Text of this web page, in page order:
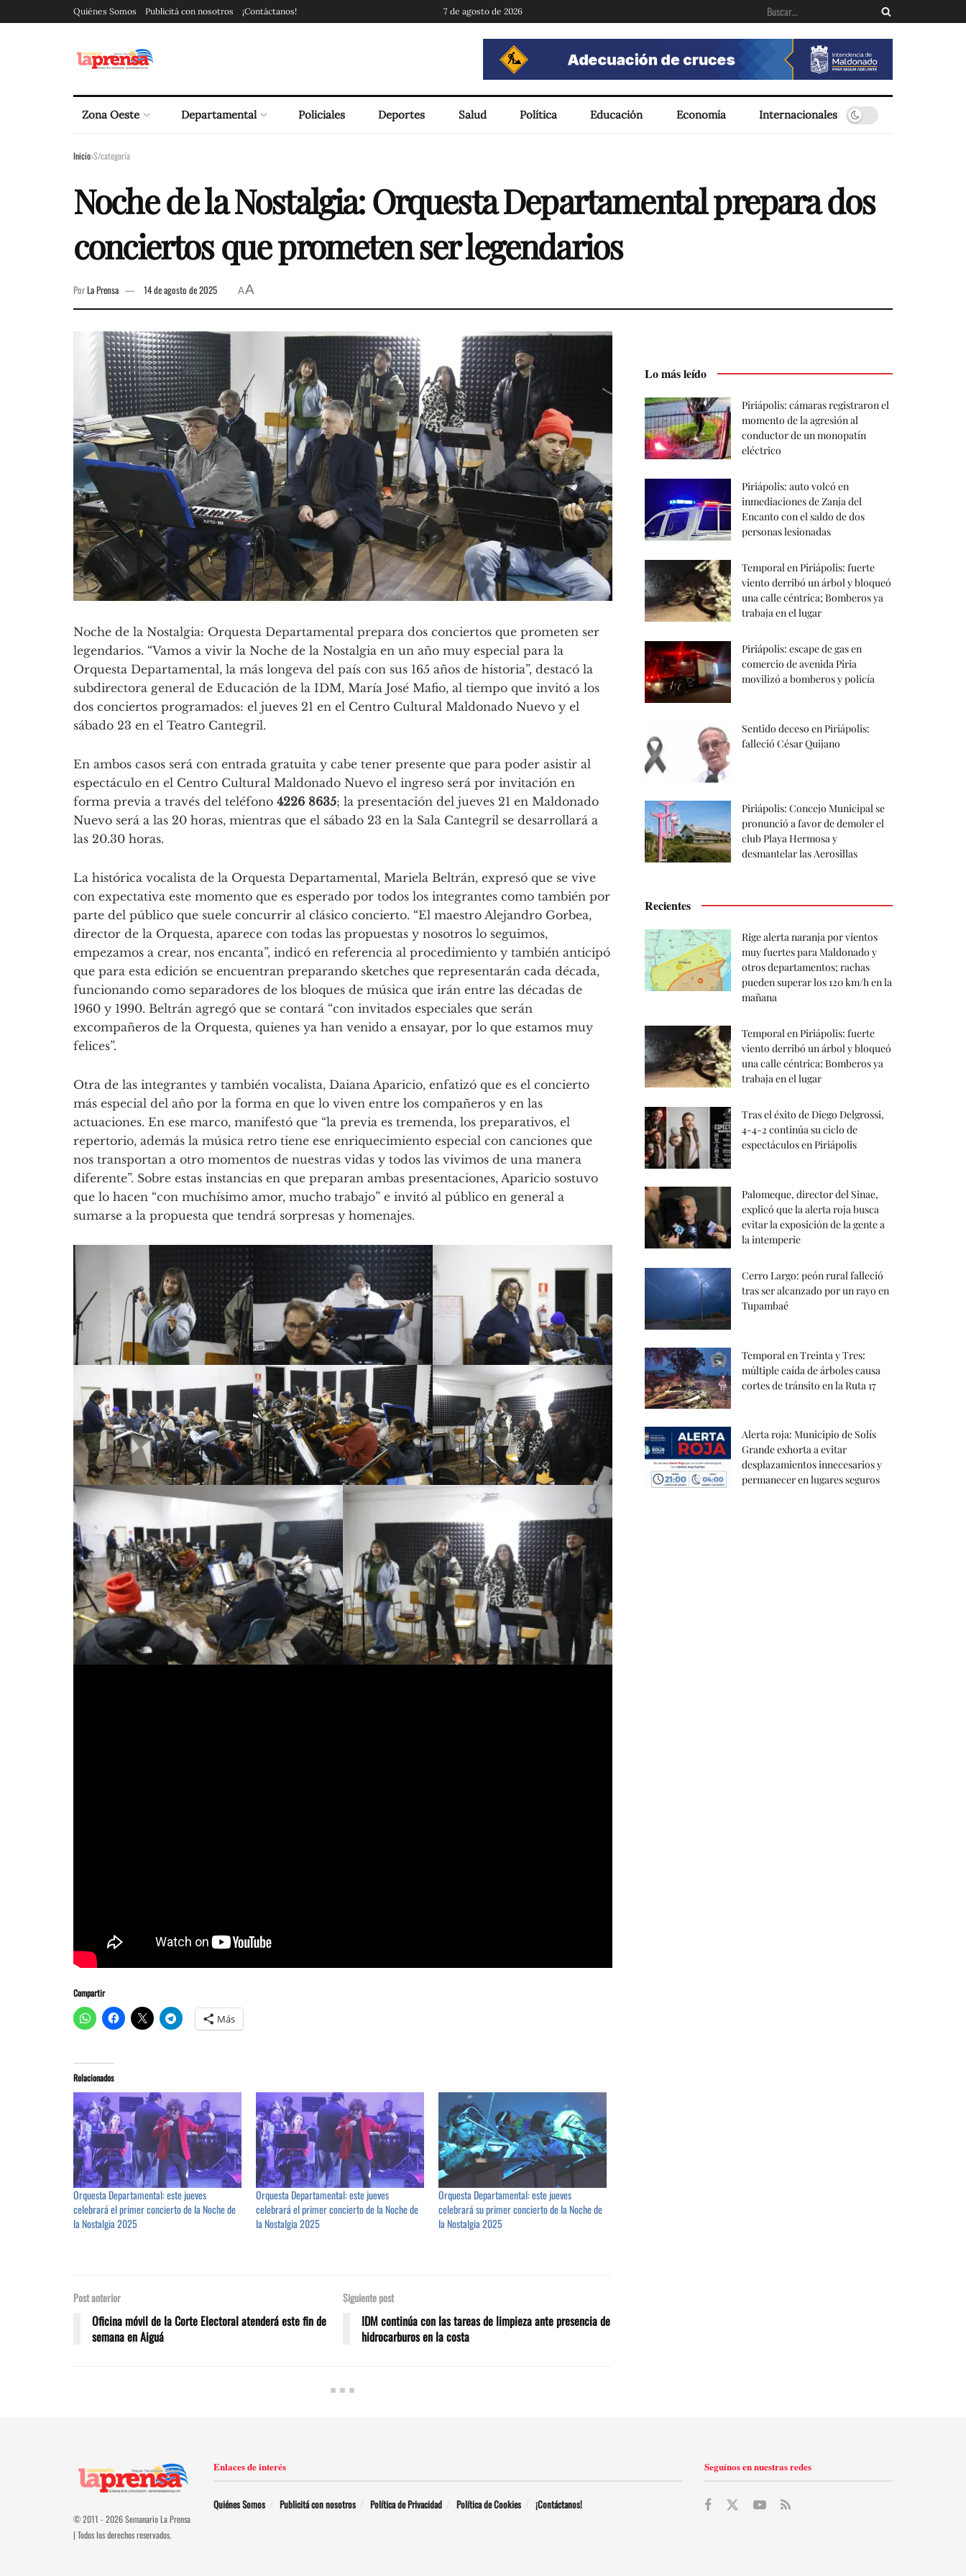
Quiénes Somos Publicitá con nosotros ¡Contáctanos! 7 de agosto de 2026
Zona Oeste Departamental Policiales Deportes Salud Política Educación Economía Internacionales
Inicio S/categoría
Noche de la Nostalgia: Orquesta Departamental prepara dos
conciertos que prometen ser legendarios
PorLa Prensa 14 de agosto de 2025 AA
Noche de la Nostalgia: Orquesta Departamental prepara dos conciertos que prometen ser
legendarios. “Vamos a vivir la Noche de la Nostalgia en un año muy especial para la
Orquesta Departamental, la más longeva del país con sus 165 años de historia”, destacó la
subdirectora general de Educación de la IDM, María José Mafio, al tiempo que invitó a los
dos conciertos programados: el jueves 21 en el Centro Cultural Maldonado Nuevo y el
sábado 23 en el Teatro Cantegril.
En ambos casos será con entrada gratuita y cabe tener presente que para poder asistir al
espectáculo en el Centro Cultural Maldonado Nuevo el ingreso será por invitación en
forma previa a través del teléfono 4226 8635; la presentación del jueves 21 en Maldonado
Nuevo será a las 20 horas, mientras que el sábado 23 en la Sala Cantegril se desarrollará a
las 20.30 horas.
La histórica vocalista de la Orquesta Departamental, Mariela Beltrán, expresó que se vive
con expectativa este momento que es esperado por todos los integrantes como también por
parte del público que suele concurrir al clásico concierto. “El maestro Alejandro Gorbea,
director de la Orquesta, aparece con todas las propuestas y nosotros lo seguimos,
empezamos a crear, nos encanta”, indicó en referencia al procedimiento y también anticipó
que para esta edición se encuentran preparando sketches que representarán cada década,
funcionando como separadores de los bloques de música que irán entre las décadas de
1960 y 1990. Beltrán agregó que se contará “con invitados especiales que serán
excompañeros de la Orquesta, quienes ya han venido a ensayar, por lo que estamos muy
felices”.
Otra de las integrantes y también vocalista, Daiana Aparicio, enfatizó que es el concierto
más especial del año por la forma en que lo viven entre los compañeros y en las
actuaciones. En ese marco, manifestó que “la previa es tremenda, los preparativos, el
repertorio, además la música retro tiene ese enriquecimiento especial con canciones que
nos transportan a otro momentos de nuestras vidas y todos las vivimos de una manera
diferente”. Sobre estas instancias en que preparan ambas presentaciones, Aparicio sostuvo
que lo hacen “con muchísimo amor, mucho trabajo” e invitó al público en general a
sumarse a la propuesta que tendrá sorpresas y homenajes.
Compartir
Más
Relacionados
Orquesta Departamental: este jueves
celebrará el primer concierto de la Noche de
la Nostalgia 2025
Orquesta Departamental: este jueves
celebrará el primer concierto de la Noche de
la Nostalgia 2025
Orquesta Departamental: este jueves
celebrará su primer concierto de la Noche de
la Nostalgia 2025
Post anterior
Oficina móvil de la Corte Electoral atenderá este fin de
semana en Aiguá
Siguiente post
IDM continúa con las tareas de limpieza ante presencia de
hidrocarburos en la costa
Lo más leído
Piriápolis: cámaras registraron el
momento de la agresión al
conductor de un monopatín
eléctrico
Piriápolis: auto volcó en
inmediaciones de Zanja del
Encanto con el saldo de dos
personas lesionadas
Temporal en Piriápolis: fuerte
viento derribó un árbol y bloqueó
una calle céntrica; Bomberos ya
trabaja en el lugar
Piriápolis: escape de gas en
comercio de avenida Piria
movilizó a bomberos y policía
Sentido deceso en Piriápolis:
falleció César Quijano
Piriápolis: Concejo Municipal se
pronunció a favor de demoler el
club Playa Hermosa y
desmantelar las Aerosillas
Recientes
Rige alerta naranja por vientos
muy fuertes para Maldonado y
otros departamentos; rachas
pueden superar los 120 km/h en la
mañana
Temporal en Piriápolis: fuerte
viento derribó un árbol y bloqueó
una calle céntrica; Bomberos ya
trabaja en el lugar
Tras el éxito de Diego Delgrossi,
4-4-2 continúa su ciclo de
espectáculos en Piriápolis
Palomeque, director del Sinae,
explicó que la alerta roja busca
evitar la exposición de la gente a
la intemperie
Cerro Largo: peón rural falleció
tras ser alcanzado por un rayo en
Tupambaé
Temporal en Treinta y Tres:
múltiple caída de árboles causa
cortes de tránsito en la Ruta 17
Alerta roja: Municipio de Solís
Grande exhorta a evitar
desplazamientos innecesarios y
permanecer en lugares seguros
© 2011 - 2026 Semanario La Prensa
| Todos los derechos reservados.
Enlaces de interés
Quiénes Somos Publicitá con nosotros Política de Privacidad Política de Cookies ¡Contáctanos!
Seguínos en nuestras redes